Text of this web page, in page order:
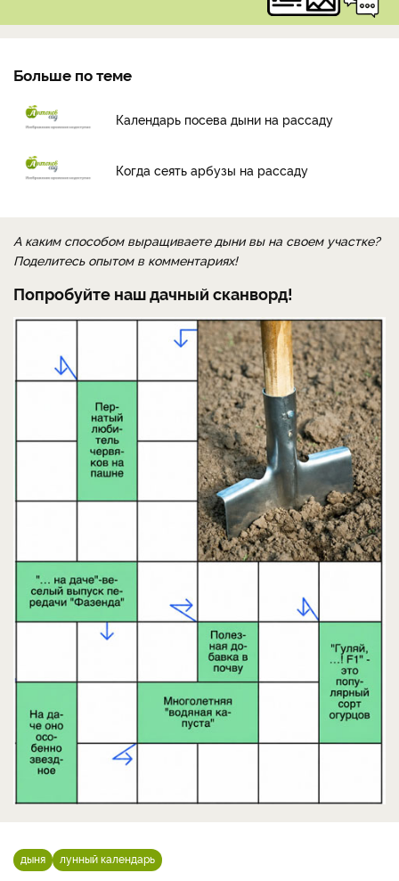
Больше по теме
Календарь посева дыни на рассаду
Когда сеять арбузы на рассаду
А каким способом выращиваете дыни вы на своем участке?
Поделитесь опытом в комментариях!
Попробуйте наш дачный сканворд!
дыня лунный календарь